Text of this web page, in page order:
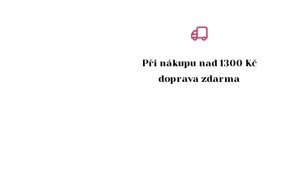
Při nákupu nad 1300 Kč
doprava zdarma